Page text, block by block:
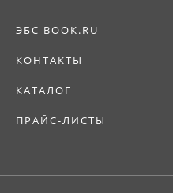
ЭБС BOOK.RU
КОНТАКТЫ
КАТАЛОГ
ПРАЙС-ЛИСТЫ